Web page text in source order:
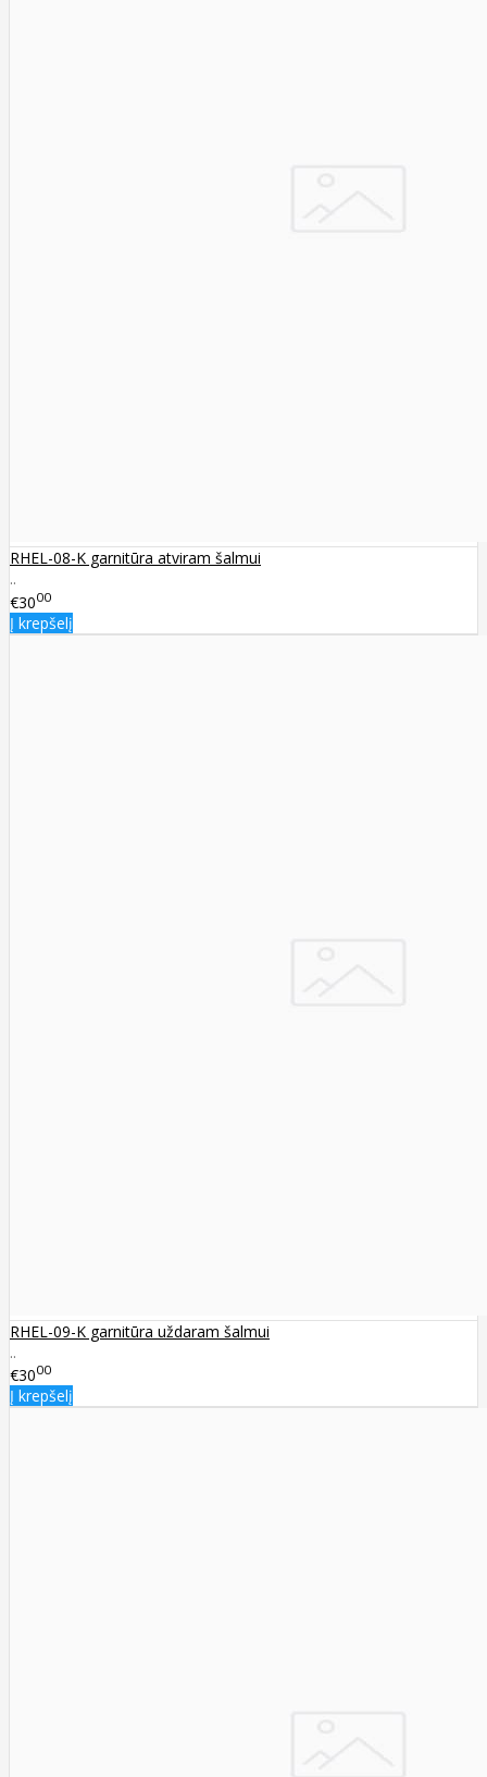
RHEL-08-K garnitūra atviram šalmui
..
€3000
Į krepšelį
RHEL-09-K garnitūra uždaram šalmui
..
€3000
Į krepšelį